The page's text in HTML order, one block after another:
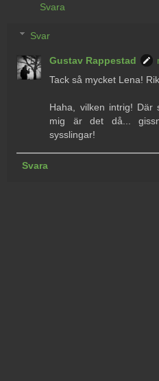
Svara
Svar
Gustav Rappestad
Tack så mycket Lena!
Haha, vilken intrig! Där
mig är det då...
sysslingar!
Svara